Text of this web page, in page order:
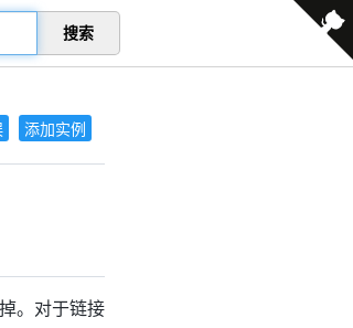
搜索
添加实例
。对于链接